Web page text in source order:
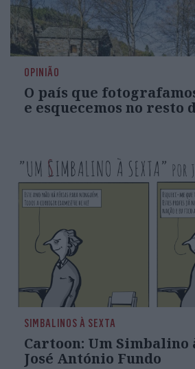
OPINIÃO
O país que
e esquecemos no resto
SIMBALINOS À SEXTA
Cartoon: Um Simbalino
José António Fundo